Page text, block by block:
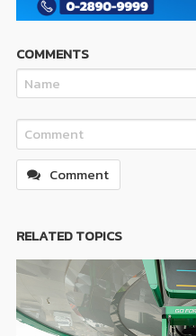
COMMENTS
Comment
RELATED TOPICS